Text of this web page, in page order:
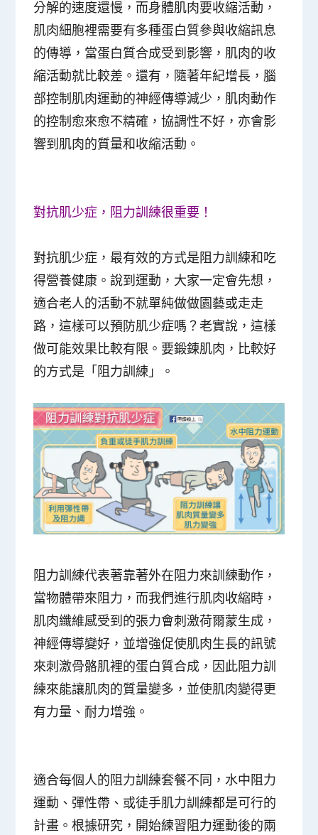
分解的速度還慢，而身體肌肉要收縮活動，
肌肉細胞裡需要有多種蛋白質參與收縮訊息
的傳導，當蛋白質合成受到影響，肌肉的收
縮活動就比較差。還有，隨著年紀增長，腦
部控制肌肉運動的神經傳導減少，肌肉動作
的控制愈來愈不精確，協調性不好，亦會影
響到肌肉的質量和收縮活動。
對抗肌少症，阻力訓練很重要！
對抗肌少症，最有效的方式是阻力訓練和吃
得營養健康。說到運動，大家一定會先想，
適合老人的活動不就單純做做園藝或走走
路，這樣可以預防肌少症嗎？老實說，這樣
做可能效果比較有限。要鍛鍊肌肉，比較好
的方式是「阻力訓練」。
阻力訓練代表著靠著外在阻力來訓練動作，
當物體帶來阻力，而我們進行肌肉收縮時，
肌肉纖維感受到的張力會刺激荷爾蒙生成，
神經傳導變好，並增強促使肌肉生長的訊號
來刺激骨骼肌裡的蛋白質合成，因此阻力訓
練來能讓肌肉的質量變多，並使肌肉變得更
有力量、耐力增強。
適合每個人的阻力訓練套餐不同，水中阻力
運動、彈性帶、或徒手肌力訓練都是可行的
計畫。根據研究，開始練習阻力運動後的兩